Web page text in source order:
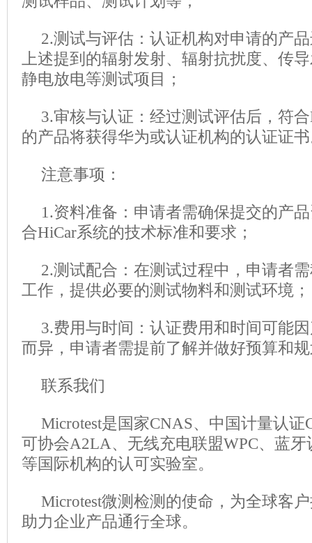
2.测试与评估：认证机构对申请的产
上述提到的辐射发射、辐射抗扰度、传
静电放电等测试项目；
3.审核与认证：经过测试评估后，符
的产品将获得华为或认证机构的认证证
注意事项：
1.资料准备：申请者需确保提交的产
合HiCar系统的技术标准和要求；
2.测试配合：在测试过程中，申请者
工作，提供必要的测试物料和测试环境；
3.费用与时间：认证费用和时间可能
而异，申请者需提前了解并做好预算和
联系我们
Microtest是国家CNAS、中国计量认
可协会A2LA、无线充电联盟WPC、蓝
等国际机构的认可实验室。
Microtest微测检测的使命，为全球客
助力企业产品通行全球。